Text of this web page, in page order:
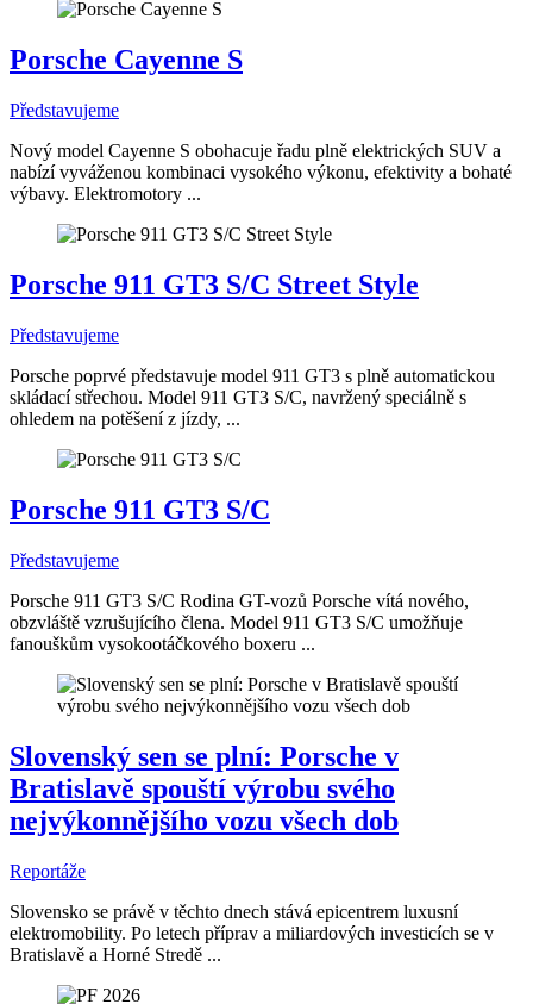
Porsche Cayenne S
Představujeme
Nový model Cayenne S obohacuje řadu plně elektrických SUV a
nabízí vyváženou kombinaci vysokého výkonu, efektivity a bohaté
výbavy. Elektromotory ...
Porsche 911 GT3 S/C Street Style
Představujeme
Porsche poprvé představuje model 911 GT3 s plně automatickou
skládací střechou. Model 911 GT3 S/C, navržený speciálně s
ohledem na potěšení z jízdy, ...
Porsche 911 GT3 S/C
Představujeme
Porsche 911 GT3 S/C Rodina GT-vozů Porsche vítá nového,
obzvláště vzrušujícího člena. Model 911 GT3 S/C umožňuje
fanouškům vysokootáčkového boxeru ...
Slovenský sen se plní: Porsche v
Bratislavě spouští výrobu svého
nejvýkonnějšího vozu všech dob
Reportáže
Slovensko se právě v těchto dnech stává epicentrem luxusní
elektromobility. Po letech příprav a miliardových investicích se v
Bratislavě a Horné Stredě ...